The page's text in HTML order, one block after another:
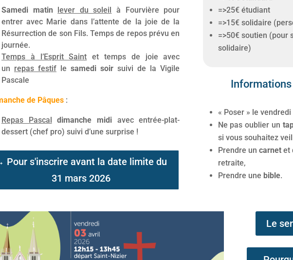
Samedi matin lever du soleil
à Fourvière pour
entrer avec Marie dans l’attente de la joie de la
Résurrection de son Fils. Temps de repos prévu en
journée.
Temps à l’Esprit Saint et temps de joie avec
un repas festif lesamedi soirsuivi de la Vigile
Pascale
de Pâques:
Repas Pascal dimanche midiavec entrée-plat-
dessert (chef pro) suivi d’une surprise !
Pour s'inscrire avant la date limite du
31 mars 2026
=>25€ étudiant
=>15€ solidaire
=>50€ soutien (pour
solidaire)
« Poser » le
Ne pas oublier un
si vous souhaitez
Prendre un carnetet
retraite,
Prendre une bible.
Le